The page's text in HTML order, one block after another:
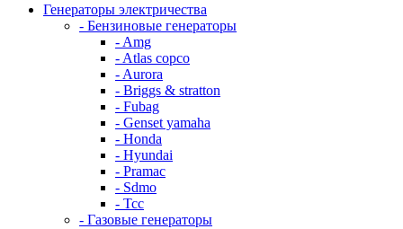
Генераторы электричества
- Бензиновые генераторы
- Amg
- Atlas copco
- Aurora
- Briggs & stratton
- Fubag
- Genset yamaha
- Honda
- Hyundai
- Pramac
- Sdmo
- Тсс
- Газовые генераторы